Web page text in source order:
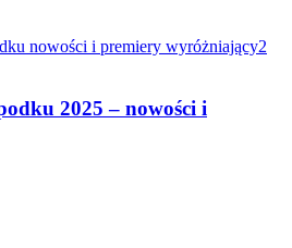
2025 – nowości i